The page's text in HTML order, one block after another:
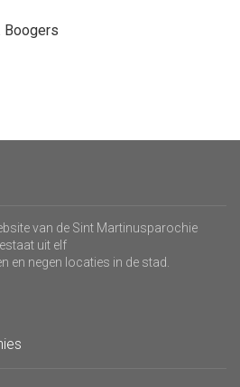
Boogers
van de Sint Martinusparochie
uit elf
en negen locaties in de stad.